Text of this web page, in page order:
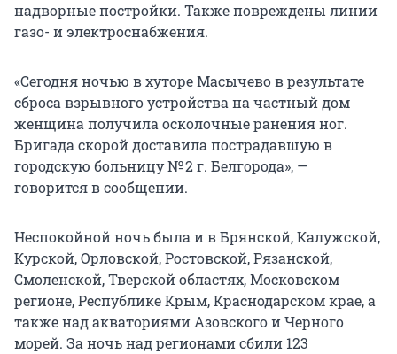
надворные постройки. Также повреждены линии
газо- и электроснабжения.
«Сегодня ночью в хуторе Масычево в результате
сброса взрывного устройства на частный дом
женщина получила осколочные ранения ног.
Бригада скорой доставила пострадавшую в
городскую больницу № 2 г. Белгорода», —
говорится в сообщении.
Неспокойной ночь была и в Брянской, Калужской,
Курской, Орловской, Ростовской, Рязанской,
Смоленской, Тверской областях, Московском
регионе, Республике Крым, Краснодарском крае, а
также над акваториями Азовского и Черного
морей. За ночь над регионами сбили 123